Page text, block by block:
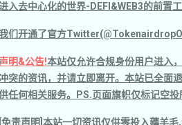
入去中心化的世界-DEFI&WEB3的前置
们开通了官方
声明&公告!本站仅允许合规身份用户进入
冲突的资讯，并请立即离开。本站已全面
任何相关服务。PS.页面旗帜仅标记空投
[免责声明]本站一切资讯仅供零投入薅羊